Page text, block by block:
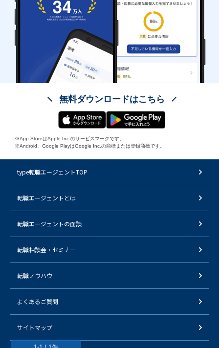
無料ダウンロードはこちら
※App StoreはApple Inc.のサービスマークです。
※Android、Google PlayはGoogle Inc.の商標または登録商標です。
type転職エージェントTOP
転職エージェントとは
転職エージェントの面談
転職相談会・セミナー
転職ノウハウ
よくあるご質問
サイトマップ